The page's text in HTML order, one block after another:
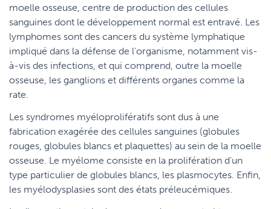
moelle osseuse, centre de production des cellules
sanguines dont le développement normal est entravé. Les
lymphomes sont des cancers du système lymphatique
impliqué dans la défense de l'organisme, notamment vis-
à-vis des infections, et qui comprend, outre la moelle
osseuse, les ganglions et différents organes comme la
rate.
Les syndromes myéloprolifératifs sont dus à une
fabrication exagérée des cellules sanguines (globules
rouges, globules blancs et plaquettes) au sein de la moelle
osseuse. Le myélome consiste en la prolifération d’un
type particulier de globules blancs, les plasmocytes. Enfin,
les myélodysplasies sont des états préleucémiques.